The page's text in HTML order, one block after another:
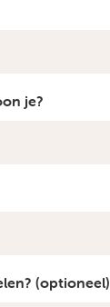
je?
(optioneel)